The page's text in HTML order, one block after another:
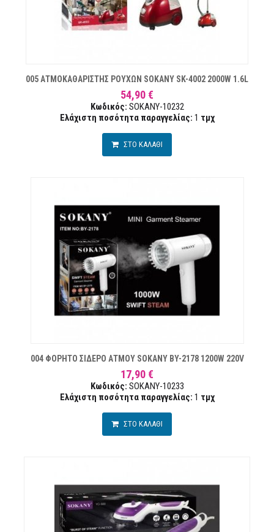
005 ΑΤΜΟΚΑΘΑΡΙΣΤΗΣ ΡΟΥΧΩΝ SOKANY SK-4002 2000W 1.6L
54,90 €
Κωδικός: SOKANY-10232
Ελάχιστη ποσότητα παραγγελίας: 1 τμχ
ΣΤΟ ΚΑΛΑΘΙ
004 ΦΟΡΗΤΟ ΣΙΔΕΡΟ ΑΤΜΟΥ SOKANY BY-2178 1200W 220V
17,90 €
Κωδικός: SOKANY-10233
Ελάχιστη ποσότητα παραγγελίας: 1 τμχ
ΣΤΟ ΚΑΛΑΘΙ